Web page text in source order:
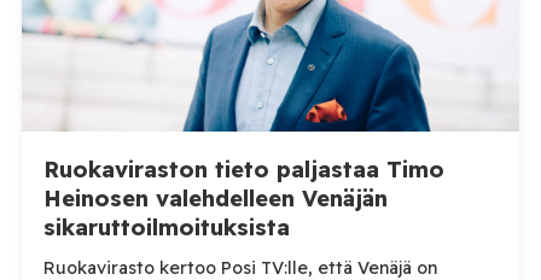
Ruokaviraston tieto paljastaa Timo
Heinosen valehdelleen Venäjän
sikaruttoilmoituksista
Ruokavirasto kertoo Posi TV:lle, että Venäjä on